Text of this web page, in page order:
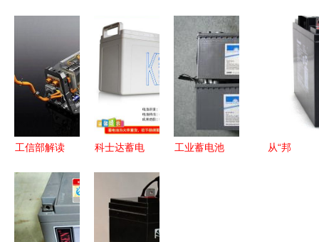
——聚焦工
业蓄电池管
品牌7号环
池 - 维库电
子市场网
温网与工业
蓄电池市场
协同发展新
FM 65 工
业储能领域
选，现货直
销保障高效
运维
工信部解读
回收办法
完善体系，
推动新能源
科士达蓄电
12V200AH
工业蓄电池
工业蓄电池
从“邦